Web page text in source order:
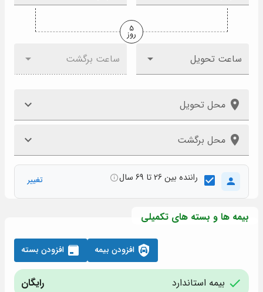
5
روز
ساعت تحویل ساعت برگشت
محل تحویل
محل برگشت
راننده بین 26 تا 69 سال تغییر
بیمه ها و بسته های تکمیلی
بیمه استاندارد رایگان